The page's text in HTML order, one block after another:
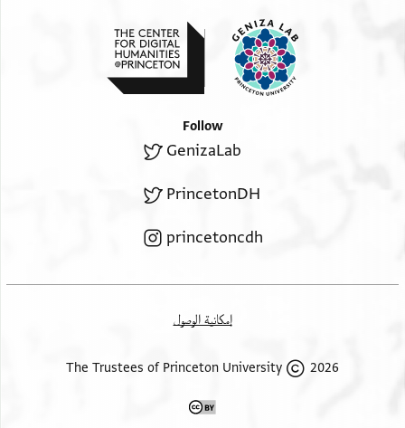
Follow
GenizaLab
PrincetonDH
princetoncdh
إمكانية الوصول
2026 The Trustees of Princeton University